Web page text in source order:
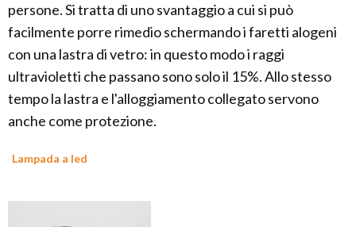
persone. Si tratta di uno svantaggio a cui si può
facilmente porre rimedio schermando i faretti alogeni
con una lastra di vetro: in questo modo i raggi
ultravioletti che passano sono solo il 15%. Allo stesso
tempo la lastra e l'alloggiamento collegato servono
anche come protezione.
Lampada a led